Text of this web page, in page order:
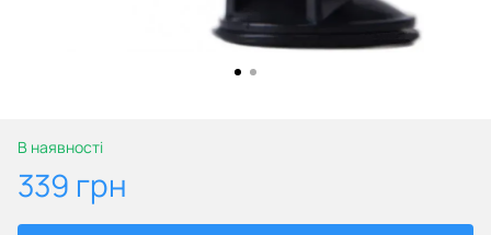
В наявності
339 грн